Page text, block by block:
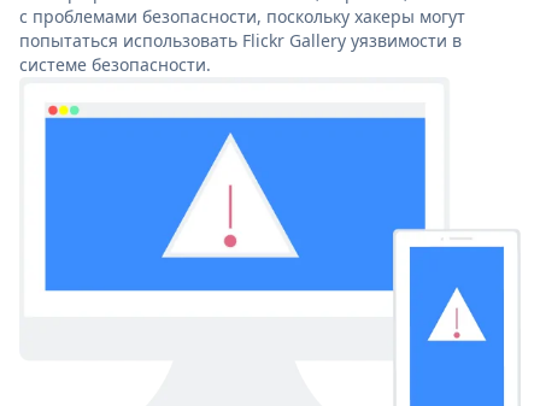
с проблемами безопасности, поскольку хакеры могут
попытаться использовать Flickr Gallery уязвимости в
системе безопасности.